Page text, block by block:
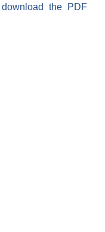
the PDF